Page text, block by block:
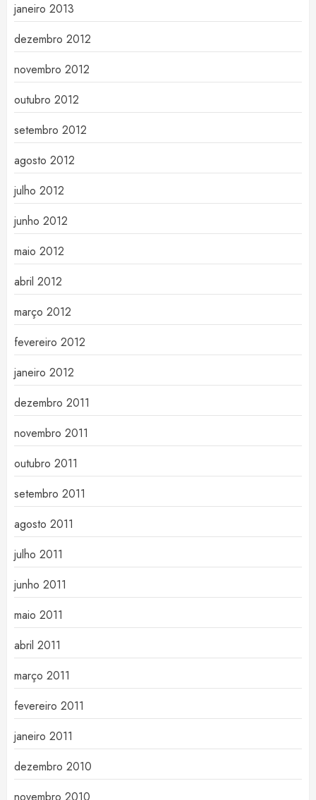
janeiro 2013
dezembro 2012
novembro 2012
outubro 2012
setembro 2012
agosto 2012
julho 2012
junho 2012
maio 2012
abril 2012
março 2012
fevereiro 2012
janeiro 2012
dezembro 2011
novembro 2011
outubro 2011
setembro 2011
agosto 2011
julho 2011
junho 2011
maio 2011
abril 2011
março 2011
fevereiro 2011
janeiro 2011
dezembro 2010